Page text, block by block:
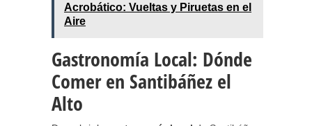
Acrobático: Vueltas y Piruetas en el
Aire
Gastronomía Local: Dónde
Comer en Santibáñez el
Alto